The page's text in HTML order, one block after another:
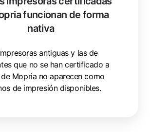
funcionan de forma
nativa
antiguas y las de
que no se han certificado a
Mopria no aparecen como
de impresión disponibles.